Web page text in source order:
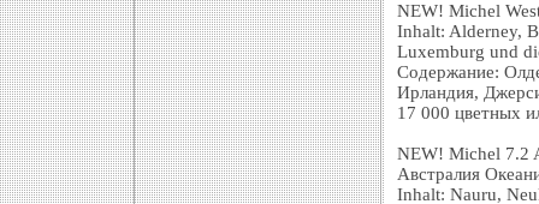
NEW! Michel
Inhalt: Alderney,
Luxemburg und
Содержание:
Ирландия,
17 000 цветных
NEW! Michel 7.2
Австралия
Inhalt: Nauru,